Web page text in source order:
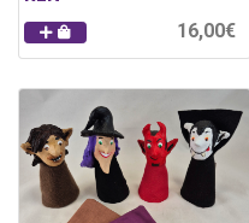
16,00€